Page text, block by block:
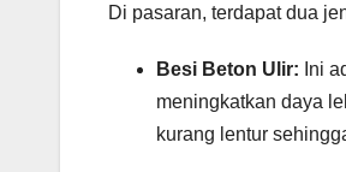
Di pasaran, terdapat dua
Besi Beton Ulir: Ini
meningkatkan daya
kurang lentur